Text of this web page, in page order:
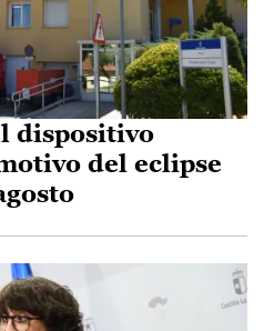
dispositivo
del eclipse